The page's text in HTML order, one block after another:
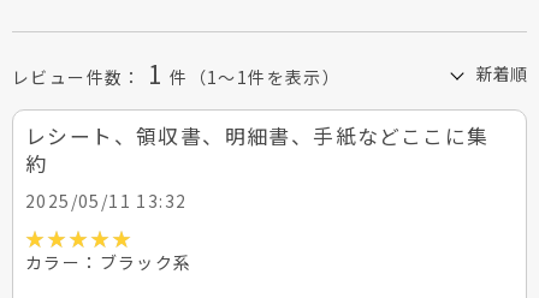
レビュー件数： 1 件 （1～1件を表示）
レシート、領収書、明細書、手紙などここに集
約
2025/05/11 13:32
カラー：ブラック系